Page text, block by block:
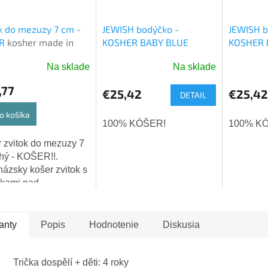
do mezuzy 7 cm -
kosher made in
Na sklade
košíka
zvitok do mezuzy 7
- KOŠER!!.
košer zvitok s
nad
tradičnej
JEWISH bodýčko -
KOSHER BABY BLUE
Na sklade
€25,42 DETAIL
100% KÓŠER!
JEWISH
KOSHER
€25,42
100%
Popis Hodnotenie Diskusia
Trička dospělí + děti: 4 roky